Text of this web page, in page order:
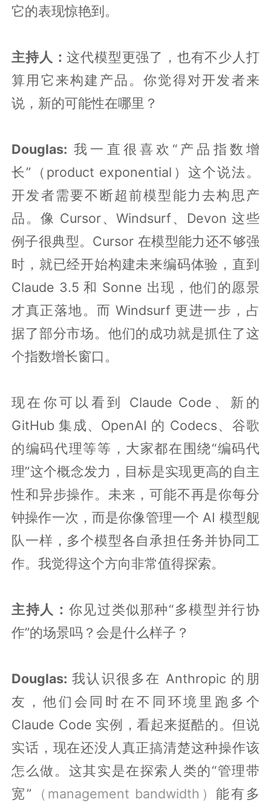
它的表现惊艳到。
主持人：这代模型更强了，也有不少人打
算用它来构建产品。你觉得对开发者来
说，新的可能性在哪里？
Douglas: 我一直很喜欢“产品指数增
长”（product exponential）这个说法。
开发者需要不断超前模型能力去构思产
品。像 Cursor、Windsurf、Devon 这些
例子很典型。Cursor 在模型能力还不够强
时，就已经开始构建未来编码体验，直到
Claude 3.5 和 Sonne 出现，他们的愿景
才真正落地。而 Windsurf 更进一步，占
据了部分市场。他们的成功就是抓住了这
个指数增长窗口。
现在你可以看到 Claude Code、新的
GitHub 集成、OpenAI 的 Codecs、谷歌
的编码代理等等，大家都在围绕“编码代
理”这个概念发力，目标是实现更高的自主
性和异步操作。未来，可能不再是你每分
钟操作一次，而是你像管理一个 AI 模型舰
队一样，多个模型各自承担任务并协同工
作。我觉得这个方向非常值得探索。
主持人： 你见过类似那种“多模型并行协
作”的场景吗？会是什么样子？
Douglas: 我认识很多在 Anthropic 的朋
友，他们会同时在不同环境里跑多个
Claude Code 实例，看起来挺酷的。但说
实话，现在还没人真正搞清楚这种操作该
怎么做。这其实是在探索人类的“管理带
宽” （management bandwidth）能有多